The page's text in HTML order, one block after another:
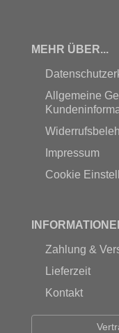
MEHR ÜBER...
Allgemeine
Impressum
Cookie
Zahlung &
Lieferzeit
Kontakt